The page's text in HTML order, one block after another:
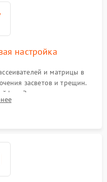
настройка
и матрицы в
засветов и трещин.
Закрытие корпуса.
обеспечения.